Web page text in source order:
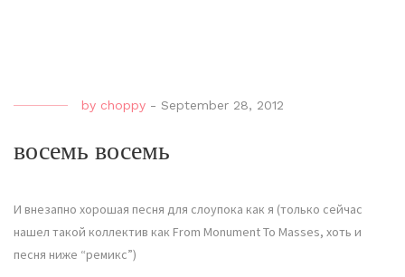
by choppy - September 28, 2012
восемь восемь
И внезапно хорошая песня для слоупока как я (только сейчас
нашел такой коллектив как From Monument To Masses, хоть и
песня ниже “ремикс”)